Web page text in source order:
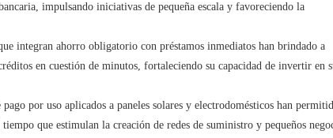
impulsando iniciativas de pequeña escala y favoreciendo la
integran ahorro obligatorio con préstamos inmediatos han brindado a
en cuestión de minutos, fortaleciendo su capacidad de invertir en
pago por uso aplicados a paneles solares y electrodomésticos han
que estimulan la creación de redes de suministro y pequeños